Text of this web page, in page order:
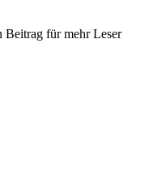
Beitrag für mehr Leser